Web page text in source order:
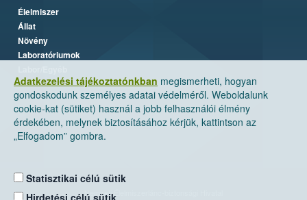
Adatkezelési tájékoztatónkban megismerheti, hogyan
gondoskodunk személyes adatai védelméről. Weboldalunk
cookie-kat (sütiket) használ a jobb felhasználói élmény
érdekében, melynek biztosításához kérjük, kattintson az
„Elfogadom” gombra.
Statisztikai célú sütik
Hirdetési célú sütik
Élelmiszer
Állat
Növény
Laboratóriumok
Nemzeti Élelmiszerlánc-biztonsági Hivatal